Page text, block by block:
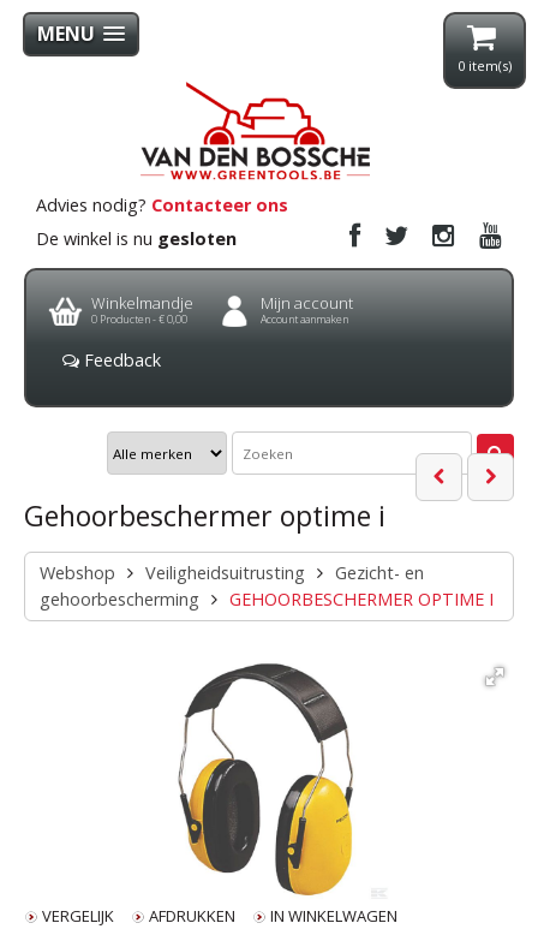
MENU
0 item(s)
Advies nodig? Contacteer ons
De winkel is nu gesloten
Winkelmandje
0 Producten -€ 0,00
Mijn account
Account aanmaken
Feedback
Gehoorbeschermer optime i
Webshop Veiligheidsuitrusting
Gezicht- en
gehoorbescherming
GEHOORBESCHERMER OPTIME I
VERGELIJK AFDRUKKEN IN WINKELWAGEN